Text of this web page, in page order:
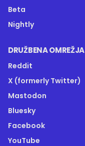
Beta
Nightly
DRUŽBENA OMREŽJA
Reddit
X (formerly Twitter)
Mastodon
Bluesky
Facebook
YouTube